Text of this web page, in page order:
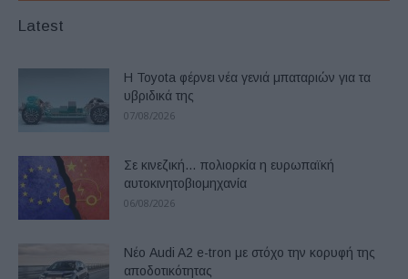
Latest
Η Toyota φέρνει νέα γενιά μπαταριών για τα
υβριδικά της
07/08/2026
Σε κινεζική… πολιορκία η ευρωπαϊκή
αυτοκινητοβιομηχανία
06/08/2026
Νέο Audi A2 e-tron με στόχο την κορυφή της
αποδοτικότητας